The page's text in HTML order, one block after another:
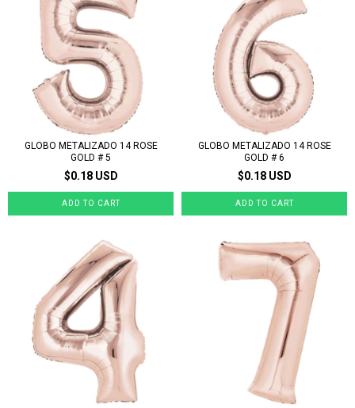
GLOBO METALIZADO 14 ROSE
GOLD # 5
$0.18 USD
GLOBO METALIZADO 14 ROSE
GOLD # 6
$0.18 USD